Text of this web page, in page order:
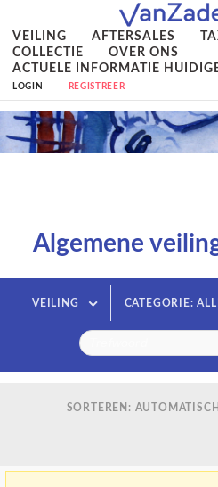
VEILING AFTERSALES
COLLECTIE
OVER ONS
ACTUELE INFORMATIE
LOGIN REGISTREER
Algemene
VEILING CATEGORIE:
SORTEREN: AUTOMATISCH